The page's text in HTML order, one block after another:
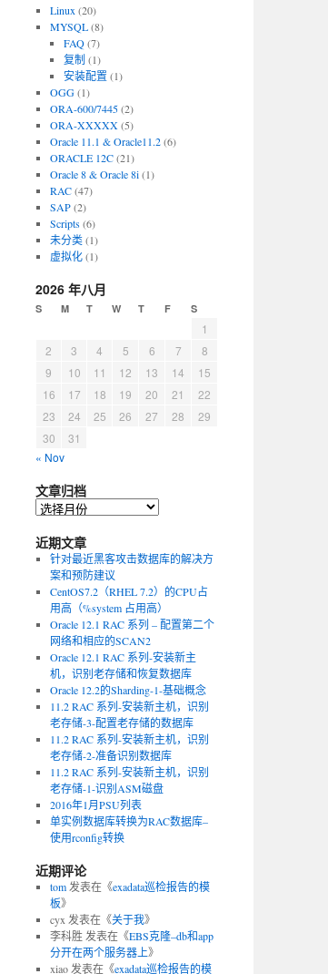
Linux (20)
MYSQL(8)
FAQ(7)
复制 (1)
安装配置 (1)
OGG(1)
ORA-600/7445(2)
ORA-XXXXX(5)
Oracle 11.1 & Oracle11.2(6)
ORACLE 12C(21)
Oracle 8 & Oracle 8i(1)
RAC(47)
SAP(2)
Scripts(6)
未分类(1)
虚拟化(1)
2026 年八月
S M T W T F S
« Nov
1
2
3 4 5 6 7
8
9
10 11 12 13 14
15
16
17 18 19 20 21
22
23
24 25 26 27 28
29
30
31
文章归档
近期文章
针对最近黑客攻击数据库的解决方
案和预防建议
CentOS7.2（RHEL 7.2）的CPU占
用高（%system 占用高）
Oracle 12.1 RAC 系列 – 配置第二个
网络和相应的SCAN2
Oracle 12.1 RAC 系列-安装新主
机，识别老存储和恢复数据库
Oracle 12.2的Sharding-1-基础概念
11.2 RAC 系列-安装新主机，识别
老存储-3-配置老存储的数据库
11.2 RAC 系列-安装新主机，识别
老存储-2-准备识别数据库
11.2 RAC 系列-安装新主机，识别
老存储-1-识别ASM磁盘
2016年1月PSU列表
单实例数据库转换为RAC数据库–
使用rconfig转换
近期评论
tom发表在《exadata巡检报告的模
板》
cyx 发表在《关于我》
李科胜发表在《EBS克隆–db和app
分开在两个服务器上》
xiao发表在《exadata巡检报告的模